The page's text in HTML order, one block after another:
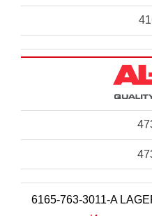
6165-763-3011-A